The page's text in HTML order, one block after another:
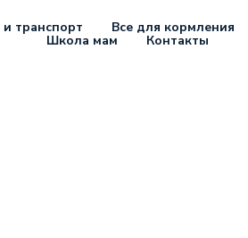
и транспорт Все для кормления
Школа мам Контакты